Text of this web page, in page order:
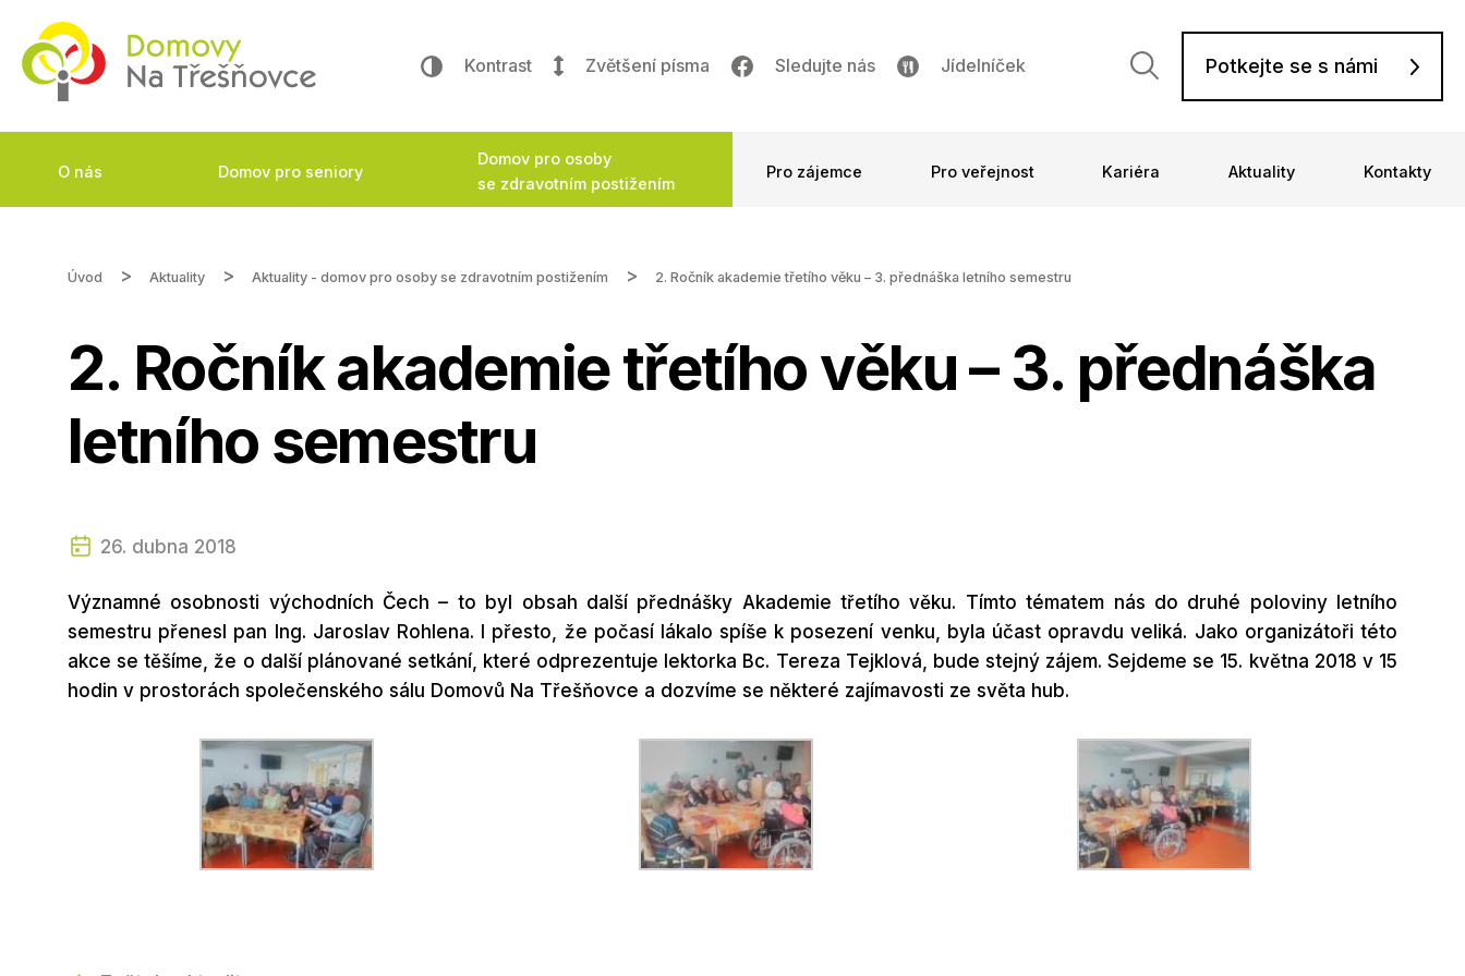
Kontrast Zvětšení písma Sledujte nás Jídelníček Potkejte se s námi
O nás Domov pro seniory
Domov pro osoby
se zdravotním postižením
Pro zájemce Pro veřejnost Kariéra Aktuality Kontakty
Úvod Aktuality Aktuality - domov pro osoby se zdravotním postižením 2. Ročník akademie třetího věku – 3. přednáška letního semestru
2. Ročník akademie třetího věku – 3. přednáška
letního semestru
26. dubna 2018
Významné osobnosti východních Čech – to byl obsah další přednášky Akademie třetího věku. Tímto tématem nás do druhé poloviny letního
semestru přenesl pan Ing. Jaroslav Rohlena. I přesto, že počasí lákalo spíše k posezení venku, byla účast opravdu veliká. Jako organizátoři této
akce se těšíme, že o další plánované setkání, které odprezentuje lektorka Bc. Tereza Tejklová, bude stejný zájem. Sejdeme se 15. května 2018 v 15
hodin v prostorách společenského sálu Domovů Na Třešňovce a dozvíme se některé zajímavosti ze světa hub.